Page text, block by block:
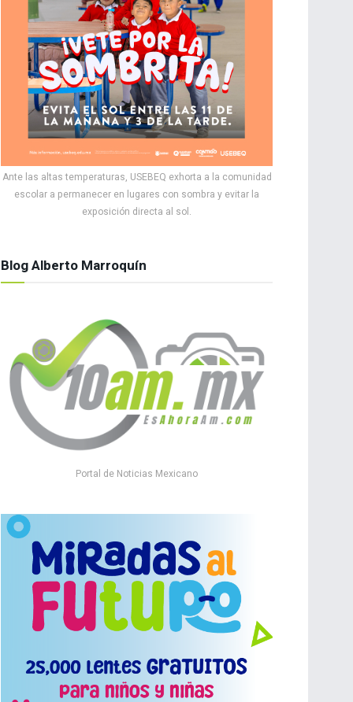
Ante las altas temperaturas, USEBEQ exhorta a la comunidad
escolar a permanecer en lugares con sombra y evitar la
exposición directa al sol.
Blog Alberto Marroquín
Portal de Noticias Mexicano